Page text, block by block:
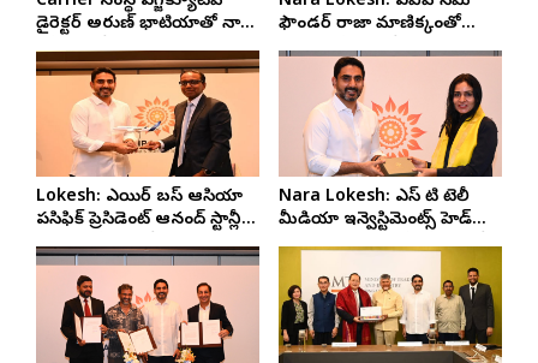
డైరెక్టర్ అరుణ్ భాటియాతో నారా
లోకేష్ భేటీ
ఫౌండర్ రాజా మాణిక్కంతో
మంత్రి లోకేష్ భేటీ
Lokesh: ఎయిర్ బస్ ఆసియా
పసిఫిక్ ప్రెసిడెంట్ ఆనంద్ స్టాన్లీతో
మంత్రి లోకేష్ భేటీ
Nara Lokesh: ఎస్ టి టెలీ
మీడియా ఇన్వెస్టిమెంట్స్ హెడ్
రీతూ మెహ్లావత్ తో లోకేష్ భేటీ